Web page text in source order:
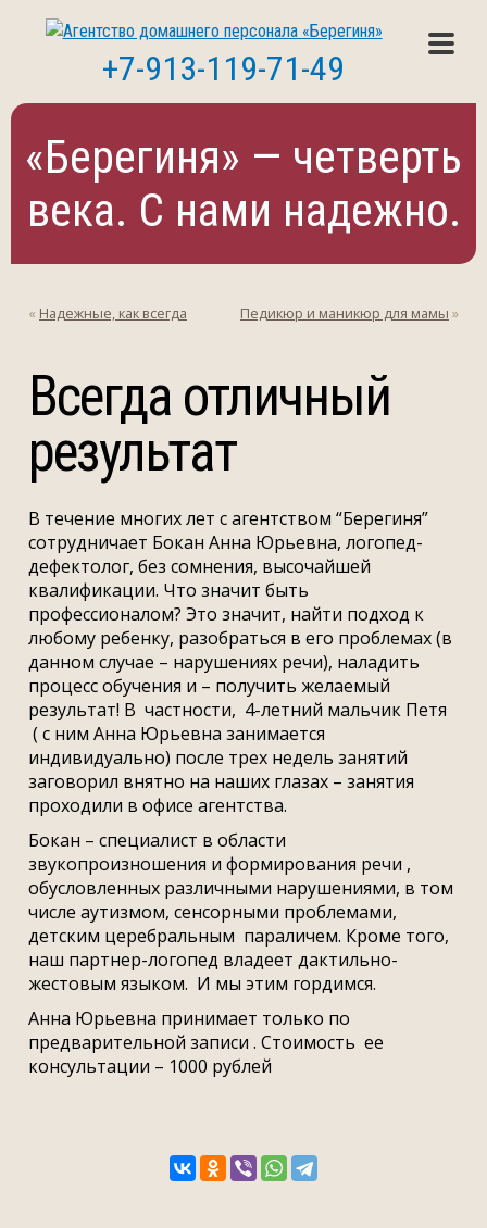
+7-913-119-71-49
«Берегиня» — четверть
века. С нами надежно.
« Надежные, как всегда Педикюр и маникюр для мамы »
Всегда отличный
результат
В течение многих лет с агентством “Берегиня”
сотрудничает Бокан Анна Юрьевна, логопед-
дефектолог, без сомнения, высочайшей
квалификации. Что значит быть
профессионалом? Это значит, найти подход к
любому ребенку, разобраться в его проблемах (в
данном случае – нарушениях речи), наладить
процесс обучения и – получить желаемый
результат! В частности, 4-летний мальчик Петя
( с ним Анна Юрьевна занимается
индивидуально) после трех недель занятий
заговорил внятно на наших глазах – занятия
проходили в офисе агентства.
Бокан – специалист в области
звукопроизношения и формирования речи ,
обусловленных различными нарушениями, в том
числе аутизмом, сенсорными проблемами,
детским церебральным параличем. Кроме того,
наш партнер-логопед владеет дактильно-
жестовым языком. И мы этим гордимся.
Анна Юрьевна принимает только по
предварительной записи . Стоимость ее
консультации – 1000 рублей